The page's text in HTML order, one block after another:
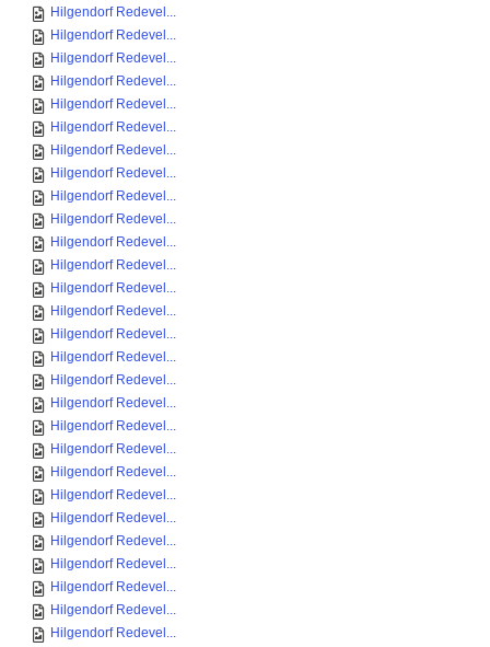
Hilgendorf Redevel...
Hilgendorf Redevel...
Hilgendorf Redevel...
Hilgendorf Redevel...
Hilgendorf Redevel...
Hilgendorf Redevel...
Hilgendorf Redevel...
Hilgendorf Redevel...
Hilgendorf Redevel...
Hilgendorf Redevel...
Hilgendorf Redevel...
Hilgendorf Redevel...
Hilgendorf Redevel...
Hilgendorf Redevel...
Hilgendorf Redevel...
Hilgendorf Redevel...
Hilgendorf Redevel...
Hilgendorf Redevel...
Hilgendorf Redevel...
Hilgendorf Redevel...
Hilgendorf Redevel...
Hilgendorf Redevel...
Hilgendorf Redevel...
Hilgendorf Redevel...
Hilgendorf Redevel...
Hilgendorf Redevel...
Hilgendorf Redevel...
Hilgendorf Redevel...